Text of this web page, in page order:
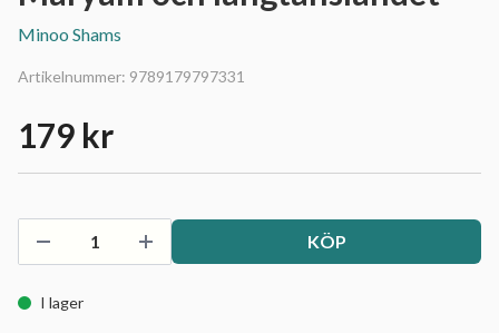
Minoo Shams
Artikelnummer: 9789179797331
179 kr
KÖP
I lager